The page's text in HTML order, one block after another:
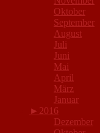
Oktober
September
August
Juli
Juni
Mai
April
März
Januar
► 2016
Dezember